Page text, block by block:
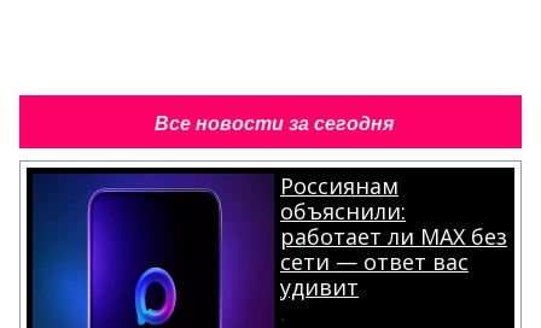
Все новости за сегодня
Россиянам
объяснили:
работает ли MAX без
сети — ответ вас
удивит
.